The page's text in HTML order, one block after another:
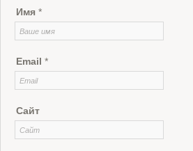
Имя *
Email *
Сайт